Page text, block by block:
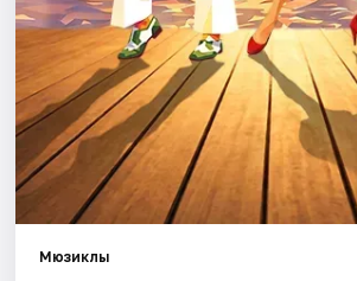
Рейтинги
Мюзиклы